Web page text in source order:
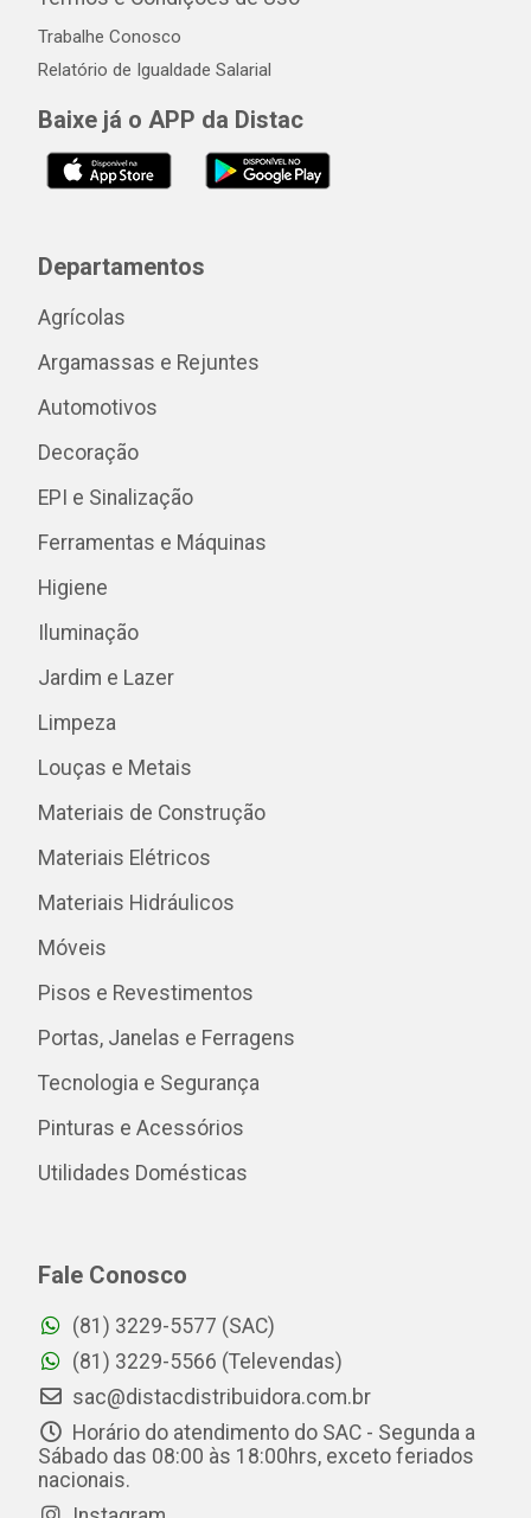
Trabalhe Conosco
Relatório de Igualdade Salarial
Baixe já o APP da Distac
Departamentos
Agrícolas
Argamassas e Rejuntes
Automotivos
Decoração
EPI e Sinalização
Ferramentas e Máquinas
Higiene
Iluminação
Jardim e Lazer
Limpeza
Louças e Metais
Materiais de Construção
Materiais Elétricos
Materiais Hidráulicos
Móveis
Pisos e Revestimentos
Portas, Janelas e Ferragens
Tecnologia e Segurança
Pinturas e Acessórios
Utilidades Domésticas
Fale Conosco
(81) 3229-5577 (SAC)
(81) 3229-5566 (Televendas)
sac@distacdistribuidora.com.br
Horário do atendimento do SAC - Segunda a
Sábado das 08:00 às 18:00hrs, exceto feriados
nacionais.